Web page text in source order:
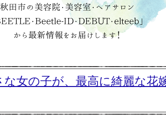
女の子が、最高に綺麗な花